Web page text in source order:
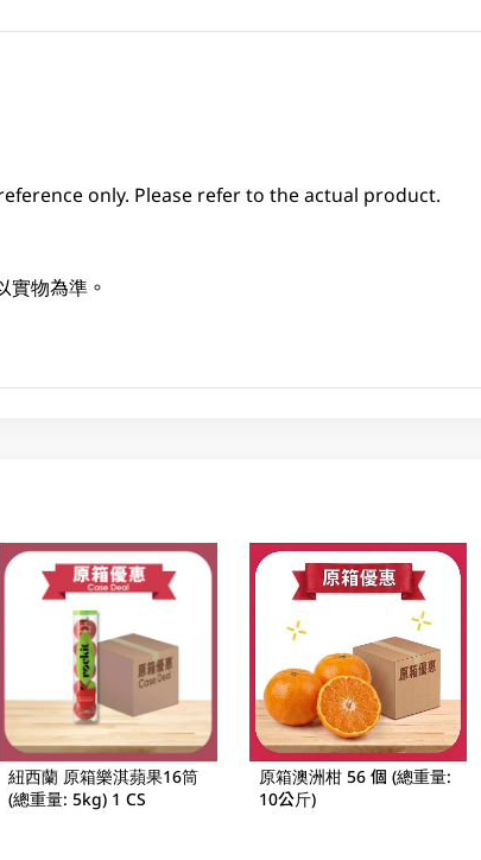
only. Please refer to the actual product.
實物為準。
紐西蘭 原箱樂淇蘋果16筒
(總重量: 5kg) 1 CS
原箱澳洲柑 56 個 (總重量:
10公斤)